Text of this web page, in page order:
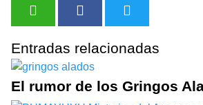
Entradas relacionadas
El rumor de los Gringos